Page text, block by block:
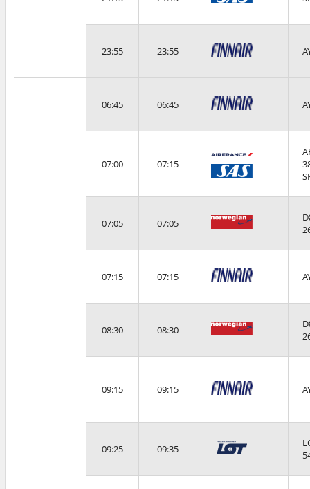
23:55 23:55
06:45 06:45
07:00 07:15
07:05 07:05
07:15 07:15
08:30 08:30
09:15 09:15
09:25 09:35